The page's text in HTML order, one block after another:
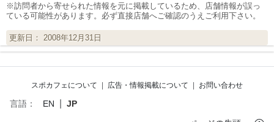
※訪問者から寄せられた情報を元に掲載しているため、店舗情報が誤っ
ている可能性があります。必ず直接店舗へご確認のうえご利用下さい。
更新日： 2008年12月31日
スポカフェについて | 広告・情報掲載について | お問い合わせ
言語： EN
JP